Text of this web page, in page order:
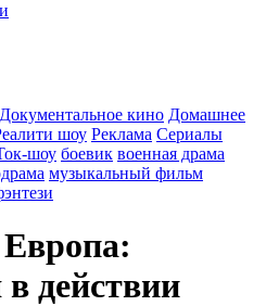
Документальное кино Домашнее
шоу Реклама Сериалы
шоу боевик военная драма
музыкальный фильм
в действии